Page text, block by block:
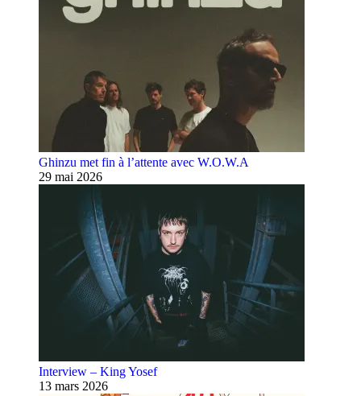
Ghinzu met fin à l’attente avec W.O.W.A
29 mai 2026
Interview – King Yosef
13 mars 2026